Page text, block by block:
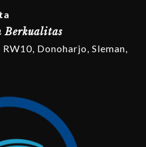
Berkualitas
Donoharjo, Sleman,